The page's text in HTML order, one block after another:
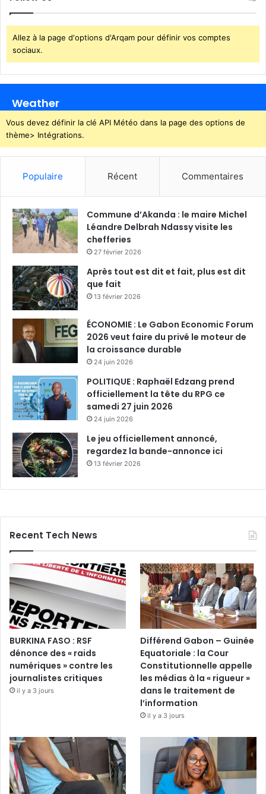
r
e
s
n
e
s
Allez à la page d'options d'Arqam pour définir vos comptes
sociaux.
Weather
Vous devez définir la clé API Météo dans la page des options de
thème> Intégrations.
Populaire Récent Commentaires
Commune d’Akanda : le maire Michel
Léandre Delbrah Ndassy visite les
chefferies
27 février 2026
Après tout est dit et fait, plus est dit
que fait
13 février 2026
ÉCONOMIE : Le Gabon Economic Forum
2026 veut faire du privé le moteur de
la croissance durable
24 juin 2026
POLITIQUE : Raphaël Edzang prend
officiellement la tête du RPG ce
samedi 27 juin 2026
24 juin 2026
Le jeu officiellement annoncé,
regardez la bande-annonce ici
13 février 2026
Recent Tech News
BURKINA FASO : RSF
dénonce des « raids
numériques » contre les
journalistes critiques
il y a 3 jours
Différend Gabon – Guinée
Equatoriale : la Cour
Constitutionnelle appelle
les médias à la « rigueur »
dans le traitement de
l’information
il y a 3 jours